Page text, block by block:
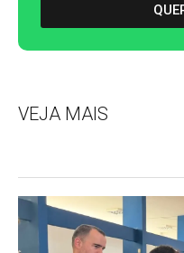
VEJA MAIS